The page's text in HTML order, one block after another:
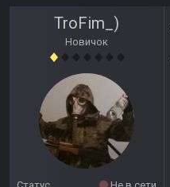
TroFim_)
Новичок